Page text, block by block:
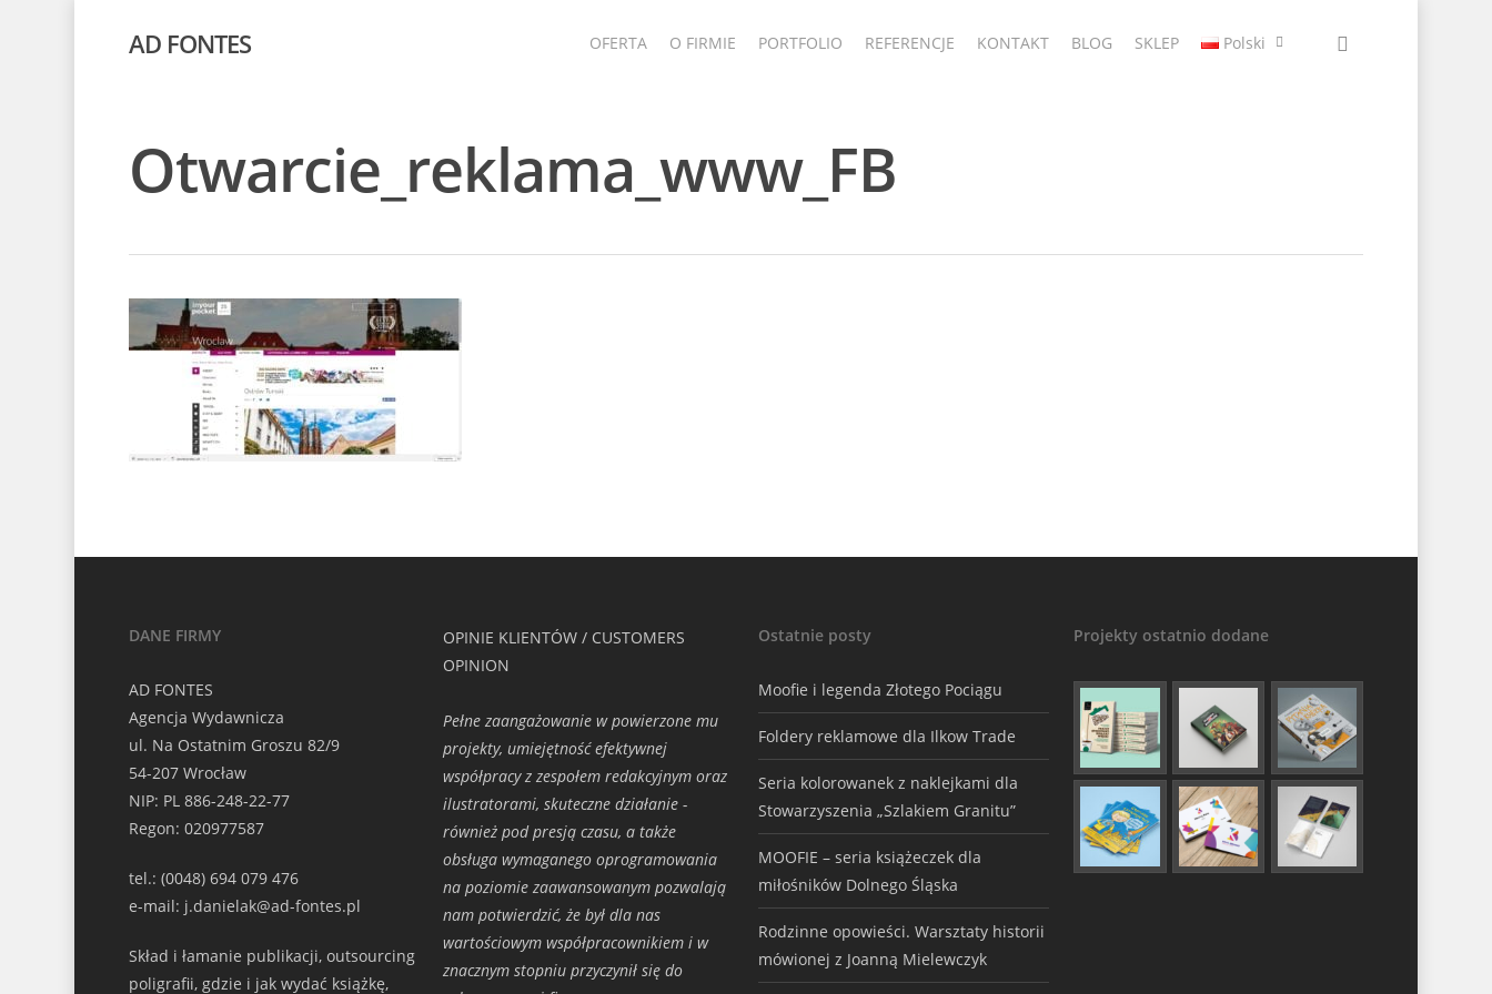
AD FONTES OFERTA O FIRMIE PORTFOLIO REFERENCJE KONTAKT BLOG SKLEP Polski
Otwarcie_reklama_www_FB
DANE FIRMY
AD FONTES
Agencja Wydawnicza
ul. Na Ostatnim Groszu 82/9
54-207 Wrocław
NIP: PL 886-248-22-77
Regon: 020977587
tel.: (0048) 694 079 476
e-mail: j.danielak@ad-fontes.pl
Skład i łamanie publikacji, outsourcing
poligrafii, gdzie i jak wydać książkę,
OPINIE KLIENTÓW / CUSTOMERS
OPINION
Pełne zaangażowanie w powierzone mu
projekty, umiejętność efektywnej
współpracy z zespołem redakcyjnym oraz
ilustratorami, skuteczne działanie -
również pod presją czasu, a także
obsługa wymaganego oprogramowania
na poziomie zaawansowanym pozwalają
nam potwierdzić, że był dla nas
wartościowym współpracownikiem i w
znacznym stopniu przyczynił się do
Ostatnie posty
Moofie i legenda Złotego Pociągu
Foldery reklamowe dla Ilkow Trade
Seria kolorowanek z naklejkami dla
Stowarzyszenia „Szlakiem Granitu”
MOOFIE – seria książeczek dla
miłośników Dolnego Śląska
Rodzinne opowieści. Warsztaty historii
mówionej z Joanną Mielewczyk
Projekty ostatnio dodane